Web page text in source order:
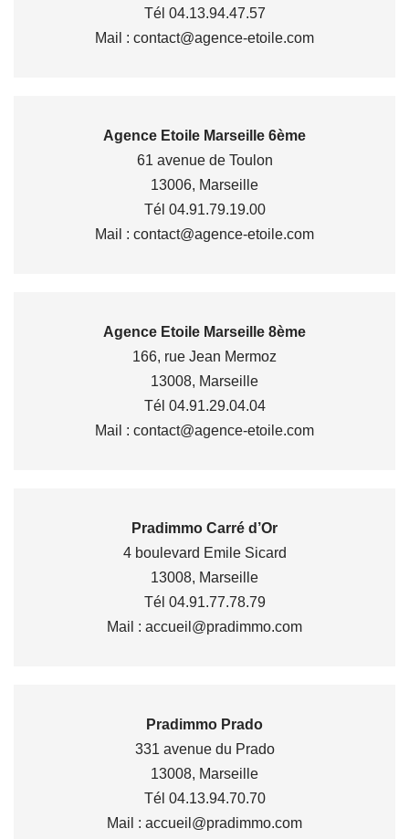
Tél 04.13.94.47.57
Mail : contact@agence-etoile.com
Agence Etoile Marseille 6ème
61 avenue de Toulon
13006, Marseille
Tél 04.91.79.19.00
Mail : contact@agence-etoile.com
Agence Etoile Marseille 8ème
166, rue Jean Mermoz
13008, Marseille
Tél 04.91.29.04.04
Mail : contact@agence-etoile.com
Pradimmo Carré d’Or
4 boulevard Emile Sicard
13008, Marseille
Tél 04.91.77.78.79
Mail : accueil@pradimmo.com
Pradimmo Prado
331 avenue du Prado
13008, Marseille
Tél 04.13.94.70.70
Mail : accueil@pradimmo.com